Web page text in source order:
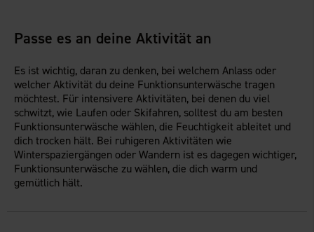
Passe es an deine Aktivität an
Es ist wichtig, daran zu denken, bei welchem Anlass oder
welcher Aktivität du deine Funktionsunterwäsche tragen
möchtest. Für intensivere Aktivitäten, bei denen du viel
schwitzt, wie Laufen oder Skifahren, solltest du am besten
Funktionsunterwäsche wählen, die Feuchtigkeit ableitet und
dich trocken hält. Bei ruhigeren Aktivitäten wie
Winterspaziergängen oder Wandern ist es dagegen wichtiger,
Funktionsunterwäsche zu wählen, die dich warm und
gemütlich hält.